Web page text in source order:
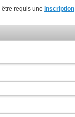
être requis une inscription